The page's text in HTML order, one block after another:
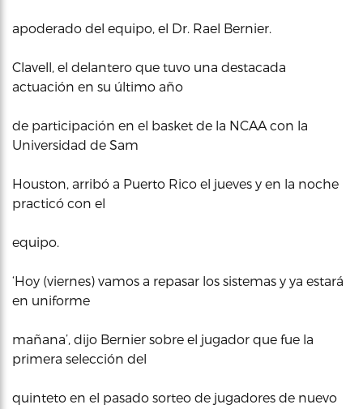
apoderado del equipo, el Dr. Rael Bernier.
Clavell, el delantero que tuvo una destacada
actuación en su último año
de participación en el basket de la NCAA con la
Universidad de Sam
Houston, arribó a Puerto Rico el jueves y en la noche
practicó con el
equipo.
‘Hoy (viernes) vamos a repasar los sistemas y ya estará
en uniforme
mañana’, dijo Bernier sobre el jugador que fue la
primera selección del
quinteto en el pasado sorteo de jugadores de nuevo